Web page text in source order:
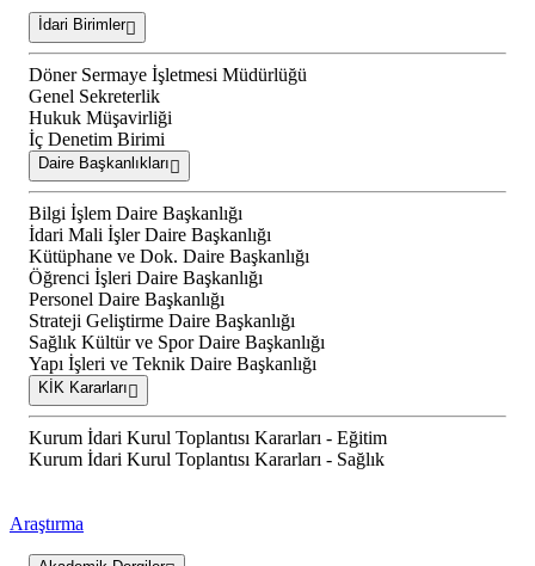
İdari Birimler
Döner Sermaye İşletmesi Müdürlüğü
Genel Sekreterlik
Hukuk Müşavirliği
İç Denetim Birimi
Daire Başkanlıkları
Bilgi İşlem Daire Başkanlığı
İdari Mali İşler Daire Başkanlığı
Kütüphane ve Dok. Daire Başkanlığı
Öğrenci İşleri Daire Başkanlığı
Personel Daire Başkanlığı
Strateji Geliştirme Daire Başkanlığı
Sağlık Kültür ve Spor Daire Başkanlığı
Yapı İşleri ve Teknik Daire Başkanlığı
KİK Kararları
Kurum İdari Kurul Toplantısı Kararları - Eğitim
Kurum İdari Kurul Toplantısı Kararları - Sağlık
Araştırma